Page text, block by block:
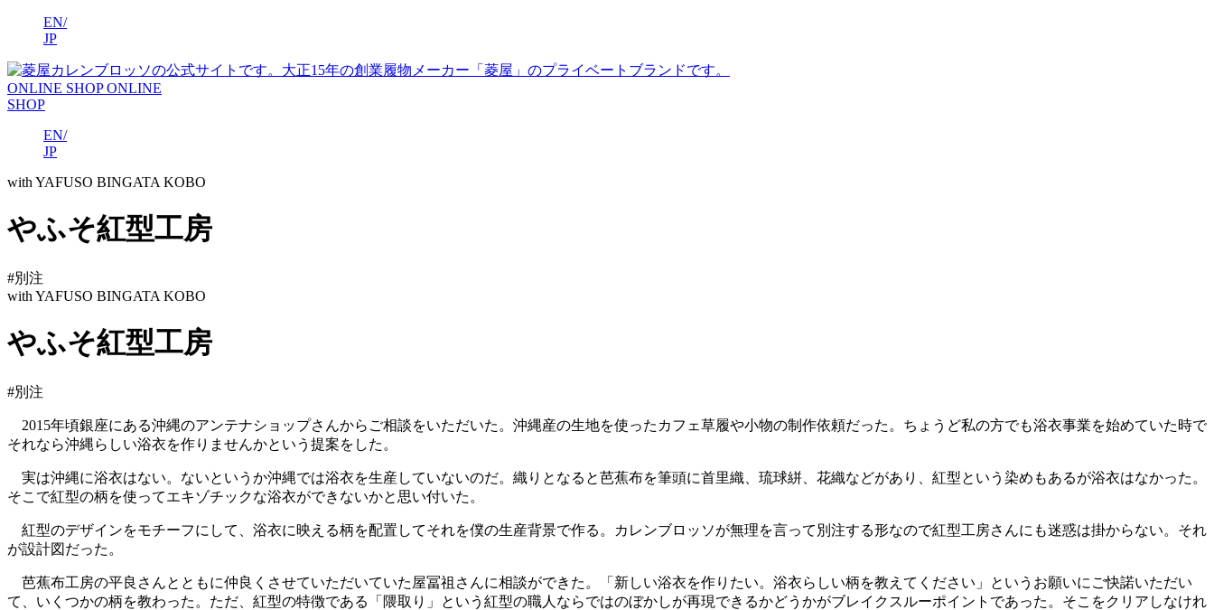
EN/
JP
ONLINE SHOPONLINE
SHOP
EN/
JP
with YAFUSO BINGATA KOBO
やふそ紅型工房
#別注
with YAFUSO BINGATA KOBO
やふそ紅型工房
#別注
2015年頃銀座にある沖縄のアンテナショップさんからご相談をいただいた。沖縄産の生地を使ったカフェ草履や小物の制作依頼だった。ちょうど私の方でも浴衣事業を始めていた時で
それなら沖縄らしい浴衣を作りませんかという提案をした。
実は沖縄に浴衣はない。ないというか沖縄では浴衣を生産していないのだ。織りとなると芭蕉布を筆頭に首里織、琉球絣、花織などがあり、紅型という染めもあるが浴衣はなかった。
そこで紅型の柄を使ってエキゾチックな浴衣ができないかと思い付いた。
紅型のデザインをモチーフにして、浴衣に映える柄を配置してそれを僕の生産背景で作る。カレンブロッソが無理を言って別注する形なので紅型工房さんにも迷惑は掛からない。それ
が設計図だった。
芭蕉布工房の平良さんとともに仲良くさせていただいていた屋冨祖さんに相談ができた。「新しい浴衣を作りたい。浴衣らしい柄を教えてください」というお願いにご快諾いただい
て、いくつかの柄を教わった。ただ、紅型の特徴である「隈取り」という紅型の職人ならではのぼかしが再現できるかどうかがブレイクスルーポイントであった。そこをクリアしなけれ